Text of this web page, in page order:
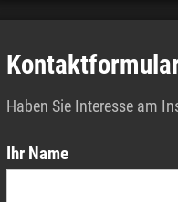
Haben Sie Interesse am
Ihr Name